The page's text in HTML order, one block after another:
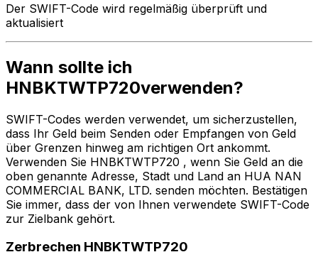
Der SWIFT-Code wird regelmäßig überprüft und
aktualisiert
Wann sollte ich
HNBKTWTP720verwenden?
SWIFT-Codes werden verwendet, um sicherzustellen,
dass Ihr Geld beim Senden oder Empfangen von Geld
über Grenzen hinweg am richtigen Ort ankommt.
Verwenden Sie HNBKTWTP720 , wenn Sie Geld an die
oben genannte Adresse, Stadt und Land an HUA NAN
COMMERCIAL BANK, LTD. senden möchten. Bestätigen
Sie immer, dass der von Ihnen verwendete SWIFT-Code
zur Zielbank gehört.
Zerbrechen HNBKTWTP720